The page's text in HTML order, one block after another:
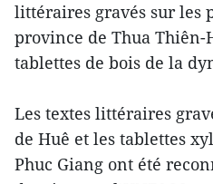
littéraires gravés sur les
province de Thua Thiên-
tablettes de bois de la
Les textes littéraires
de Huê et les tablettes
Phuc Giang ont été